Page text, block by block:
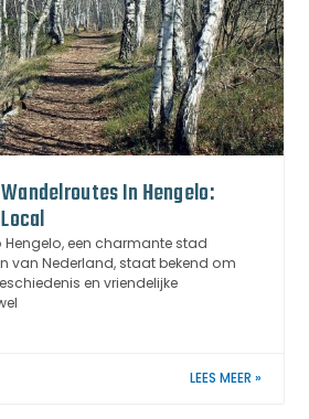
In Hengelo:
een charmante stad
van Nederland, staat bekend om
en vriendelijke
LEES MEER »